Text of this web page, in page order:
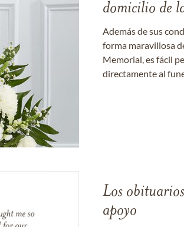
domicilio de
Además de sus
forma maravillosa
Memorial, es fácil
directamente al
Los
apoyo